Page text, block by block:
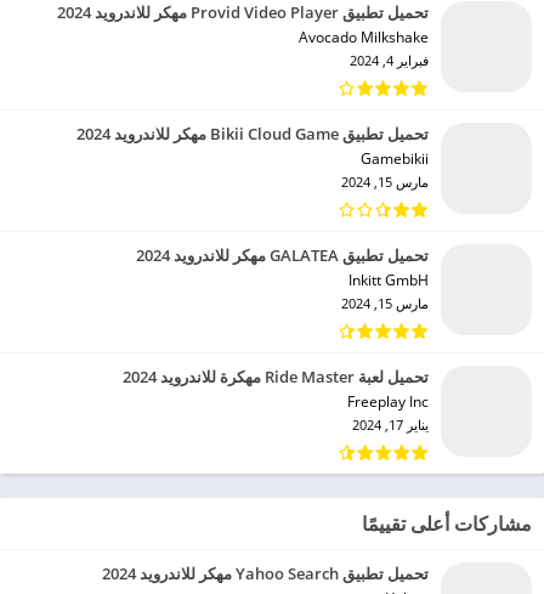
تحميل تطبيق Provid Video Player مهكر للاندرويد 2024
Avocado Milkshake‏
فبراير 4, 2024
تحميل تطبيق Bikii Cloud Game مهكر للاندرويد 2024
Gamebikii‏
مارس 15, 2024
تحميل تطبيق GALATEA مهكر للاندرويد 2024
Inkitt GmbH‏
مارس 15, 2024
تحميل لعبة Ride Master مهكرة للاندرويد 2024
Freeplay Inc‏
يناير 17, 2024
مشاركات أعلى تقييمًا
تحميل تطبيق Yahoo Search مهكر للاندرويد 2024